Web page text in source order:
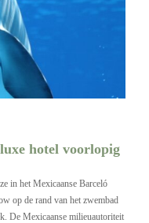
hotel voorlopig
in het Mexicaanse Barceló
op de rand van het zwembad
De Mexicaanse milieuautoriteit